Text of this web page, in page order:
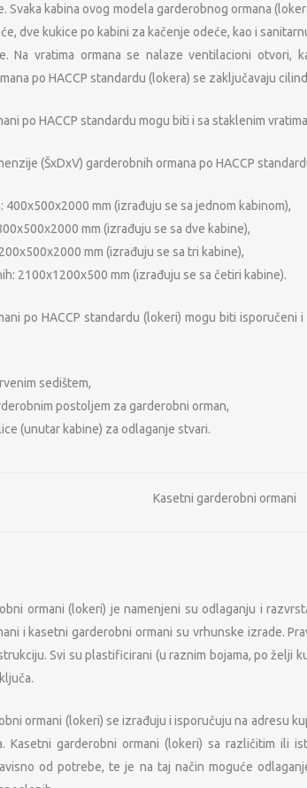
Svaka kabina ovog modela garderobnog ormana
dve kukice po kabini za kačenje odeće, kao i
Na vratima ormana se nalaze ventilacioni otvori,
po HACCP standardu (lokera) se zaključavaju
po HACCP standardu mogu biti i sa staklenim
(ŠxDxV) garderobnih ormana po HACCP
400x500x2000 mm (izrađuju se sa jednom kabinom),
mm (izrađuju se sa dve kabine),
mm (izrađuju se sa tri kabine),
2100x1200x500 mm (izrađuju se sa četiri kabine).
po HACCP standardu (lokeri) mogu biti
sedištem,
postoljem za garderobni orman,
(unutar kabine) za odlaganje stvari.
Kasetni garderobni ormani
ormani (lokeri) je namenjeni su odlaganju i
i kasetni garderobni ormani su vrhunske izrade.
Svi su plastificirani (u raznim bojama, po želji
ormani (lokeri) se izrađuju i isporučuju na adresu
Kasetni garderobni ormani (lokeri) sa različitim ili
od potrebe, te je na taj način moguće